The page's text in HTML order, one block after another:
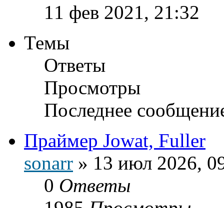
11 фев 2021, 21:32
Темы
Ответы
Просмотры
Последнее
Праймер Jowat, Fuller
sonarr » 13 июл 2026,
0 Ответы